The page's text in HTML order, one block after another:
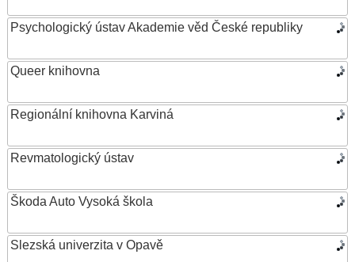
Psychologický ústav Akademie věd České republiky
Queer knihovna
Regionální knihovna Karviná
Revmatologický ústav
Škoda Auto Vysoká škola
Slezská univerzita v Opavě